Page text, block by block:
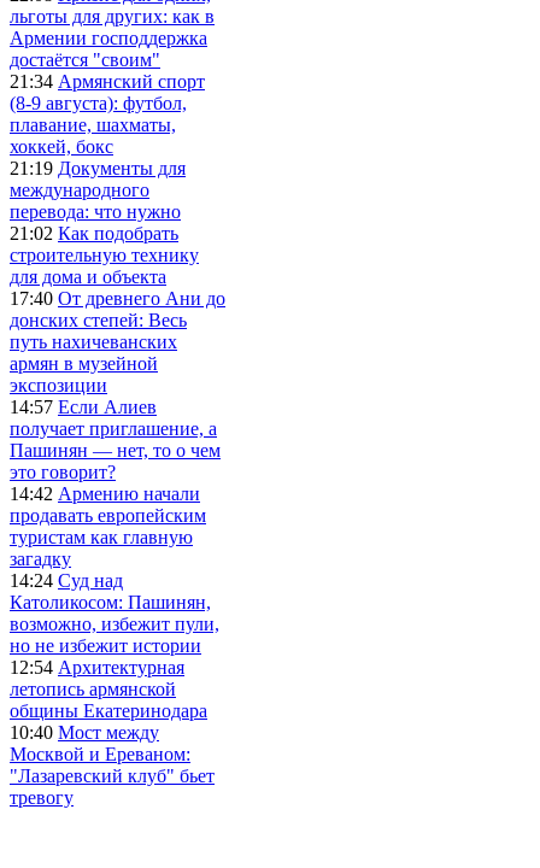
льготы для других: как в
Армении господдержка
достаётся "своим"
21:34 Армянский спорт
(8-9 августа): футбол,
плавание, шахматы,
хоккей, бокс
21:19 Документы для
международного
перевода: что нужно
21:02 Как подобрать
строительную технику
для дома и объекта
17:40 От древнего Ани до
донских степей: Весь
путь нахичеванских
армян в музейной
экспозиции
14:57 Если Алиев
получает приглашение, а
Пашинян — нет, то о чем
это говорит?
14:42 Армению начали
продавать европейским
туристам как главную
загадку
14:24 Суд над
Католикосом: Пашинян,
возможно, избежит пули,
но не избежит истории
12:54 Архитектурная
летопись армянской
общины Екатеринодара
10:40 Мост между
Москвой и Ереваном:
"Лазаревский клуб" бьет
тревогу